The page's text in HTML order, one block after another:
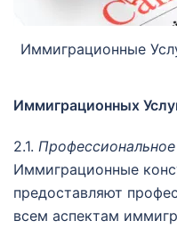
Иммиграционные
Иммиграционных
2.1.
Иммиграционные
предоставляют
всем аспектам